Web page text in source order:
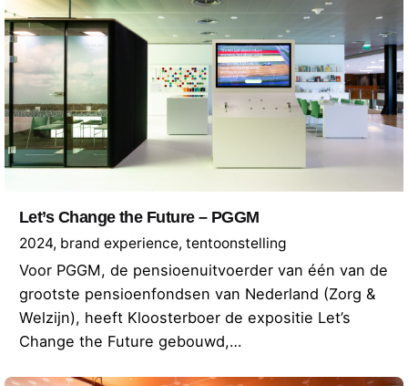
Let’s Change the Future – PGGM
2024 brand experience tentoonstelling
Voor PGGM, de pensioenuitvoerder van één van de
grootste pensioenfondsen van Nederland (Zorg &
Welzijn), heeft Kloosterboer de expositie Let’s
Change the Future gebouwd,…